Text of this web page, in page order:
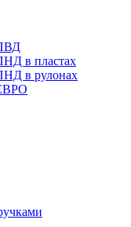
в пластах
в рулонах